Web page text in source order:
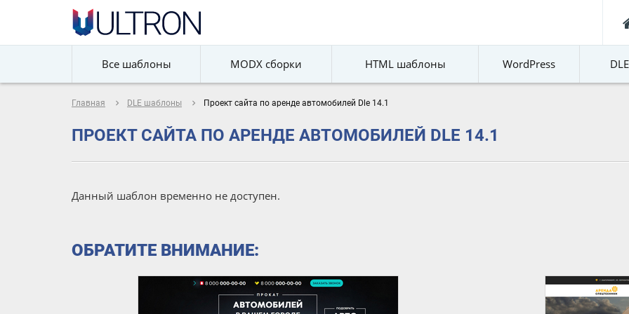
Все шаблоны MODX сборки HTML шаблоны WordPress
Главная navigate_next DLE шаблоны navigate_next Проект сайта по аренде автомобилей Dle 14.1
ПРОЕКТ САЙТА ПО АРЕНДЕ АВТОМОБИЛЕЙ DLE 14.1
Данный шаблон временно не доступен.
ОБРАТИТЕ ВНИМАНИЕ: